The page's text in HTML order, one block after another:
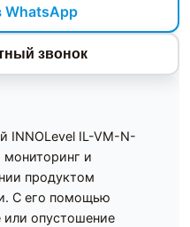
WhatsApp
звонок
INNOLevel IL-VM-N-
мониторинг и
продуктом
С его помощью
или опустошение